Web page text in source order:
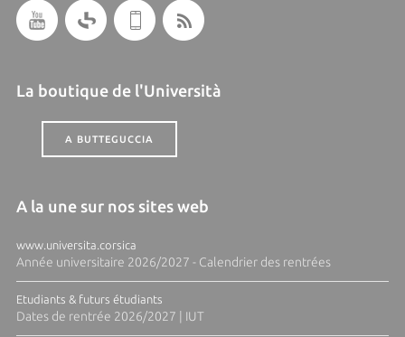
La boutique de l'Università
A BUTTEGUCCIA
A la une sur nos sites web
www.universita.corsica
Année universitaire 2026/2027 - Calendrier des rentrées
Etudiants & futurs étudiants
Dates de rentrée 2026/2027 | IUT